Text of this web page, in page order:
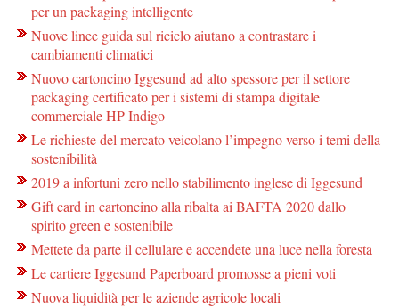
per un packaging intelligente
Nuove linee guida sul riciclo aiutano a contrastare i
cambiamenti climatici
Nuovo cartoncino Iggesund ad alto spessore per il settore
packaging certificato per i sistemi di stampa digitale
commerciale HP Indigo
Le richieste del mercato veicolano l’impegno verso i temi della
sostenibilità
2019 a infortuni zero nello stabilimento inglese di Iggesund
Gift card in cartoncino alla ribalta ai BAFTA 2020 dallo
spirito green e sostenibile
Mettete da parte il cellulare e accendete una luce nella foresta
Le cartiere Iggesund Paperboard promosse a pieni voti
Nuova liquidità per le aziende agricole locali